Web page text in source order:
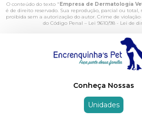
O conteúdo do texto "Empresa de Dermatologia
é de direito reservado. Sua reprodução, parcial ou total,
proibida sem a autorização do autor. Crime de
do Código Penal – Lei 9610/98 - Lei de
Conheça Nossas
Unidades